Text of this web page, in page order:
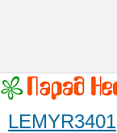
LEMYR3401